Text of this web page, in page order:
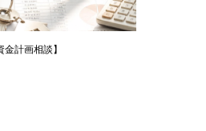
金計画相談】